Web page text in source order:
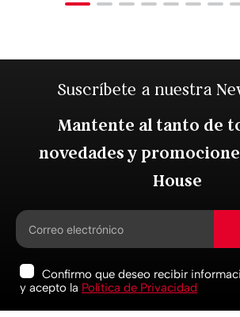
Suscríbete a nuestra
Mantente al tanto de
novedades y
House
Confirmo que deseo recibir
y acepto la Política de Privacidad